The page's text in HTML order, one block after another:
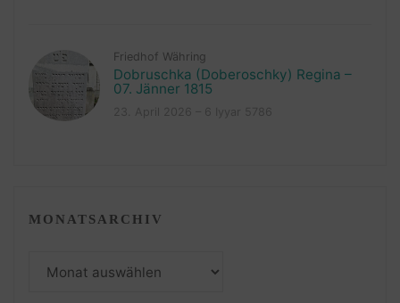
Friedhof Währing
Dobruschka (Doberoschky) Regina –
07. Jänner 1815
MONATSARCHIV